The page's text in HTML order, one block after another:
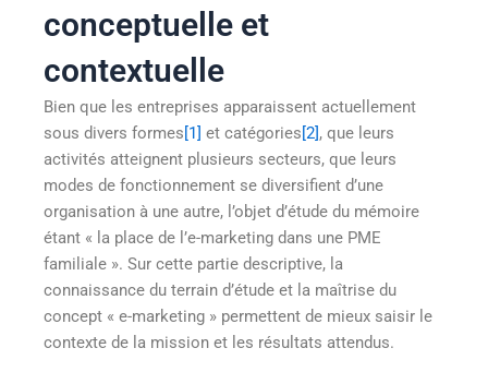
conceptuelle et
contextuelle
Bien que les entreprises apparaissent actuellement
sous divers formes[1] et catégories[2], que leurs
activités atteignent plusieurs secteurs, que leurs
modes de fonctionnement se diversifient d’une
organisation à une autre, l’objet d’étude du mémoire
étant « la place de l’e-marketing dans une PME
familiale ». Sur cette partie descriptive, la
connaissance du terrain d’étude et la maîtrise du
concept « e-marketing » permettent de mieux saisir le
contexte de la mission et les résultats attendus.